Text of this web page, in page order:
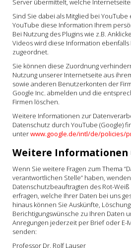
Server übermittelt, welche
Sind Sie dabei als Mitglied bei
YouTube diese Information Ihrem
Bei Nutzung des Plugins wie z.B.
Videos wird diese Information
zugeordnet.
Sie können diese Zuordnung
Nutzung unserer Internetseite aus
sowie anderen Benutzerkonten der
Google Inc. abmelden und die
Firmen löschen.
Weitere Informationen zur
Datenschutz durch YouTube (Google)
unterwww.google.de/intl/de/policies/
Weitere Informationen
Wenn Sie weitere Fragen zum Thema
verantwortlichen Stelle” haben,
Datenschutzbeauftragten des Rot-
erfragen, welche Ihrer Daten bei uns
hinaus können Sie Auskünfte,
Berichtigungswünsche zu Ihren Daten
Anregungen jederzeit per Brief oder E-
senden:
Professor Dr. Rolf Lauser